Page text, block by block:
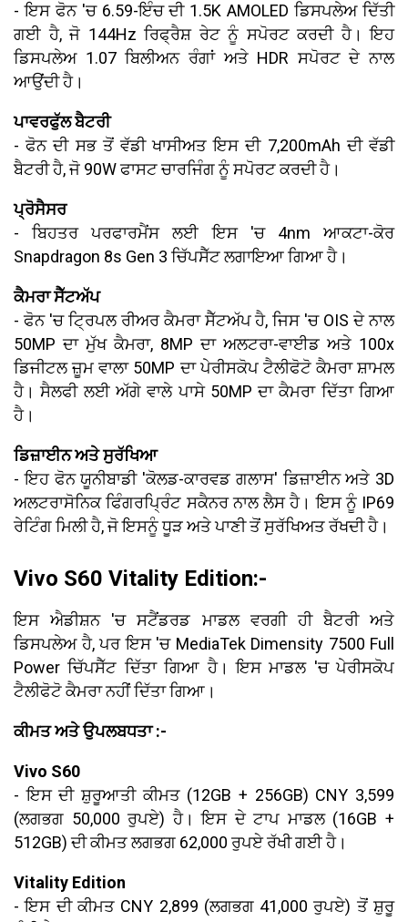
- ਇਸ ਫੋਨ 'ਚ 6.59-ਇੰਚ ਦੀ 1.5K AMOLED ਡਿਸਪਲੇਅ ਦਿੱਤੀ
ਗਈ ਹੈ, ਜੋ 144Hz ਰਿਫ੍ਰੈਸ਼ ਰੇਟ ਨੂੰ ਸਪੋਰਟ ਕਰਦੀ ਹੈ। ਇਹ
ਡਿਸਪਲੇਅ 1.07 ਬਿਲੀਅਨ ਰੰਗਾਂ ਅਤੇ HDR ਸਪੋਰਟ ਦੇ ਨਾਲ
ਆਉਂਦੀ ਹੈ।
ਪਾਵਰਫੁੱਲ ਬੈਟਰੀ
- ਫੋਨ ਦੀ ਸਭ ਤੋਂ ਵੱਡੀ ਖਾਸੀਅਤ ਇਸ ਦੀ 7,200mAh ਦੀ ਵੱਡੀ
ਬੈਟਰੀ ਹੈ, ਜੋ 90W ਫਾਸਟ ਚਾਰਜਿੰਗ ਨੂੰ ਸਪੋਰਟ ਕਰਦੀ ਹੈ।
ਪ੍ਰੋਸੈਸਰ
- ਬਿਹਤਰ ਪਰਫਾਰਮੈਂਸ ਲਈ ਇਸ 'ਚ 4nm ਆਕਟਾ-ਕੋਰ
Snapdragon 8s Gen 3 ਚਿੱਪਸੈੱਟ ਲਗਾਇਆ ਗਿਆ ਹੈ।
ਕੈਮਰਾ ਸੈੱਟਅੱਪ
- ਫੋਨ 'ਚ ਟ੍ਰਿਪਲ ਰੀਅਰ ਕੈਮਰਾ ਸੈੱਟਅੱਪ ਹੈ, ਜਿਸ 'ਚ OIS ਦੇ ਨਾਲ
50MP ਦਾ ਮੁੱਖ ਕੈਮਰਾ, 8MP ਦਾ ਅਲਟਰਾ-ਵਾਈਡ ਅਤੇ 100x
ਡਿਜੀਟਲ ਜ਼ੂਮ ਵਾਲਾ 50MP ਦਾ ਪੇਰੀਸਕੋਪ ਟੈਲੀਫੋਟੋ ਕੈਮਰਾ ਸ਼ਾਮਲ
ਹੈ। ਸੈਲਫੀ ਲਈ ਅੱਗੇ ਵਾਲੇ ਪਾਸੇ 50MP ਦਾ ਕੈਮਰਾ ਦਿੱਤਾ ਗਿਆ
ਹੈ।
ਡਿਜ਼ਾਈਨ ਅਤੇ ਸੁਰੱਖਿਆ
- ਇਹ ਫੋਨ ਯੂਨੀਬਾਡੀ 'ਕੋਲਡ-ਕਾਰਵਡ ਗਲਾਸ' ਡਿਜ਼ਾਈਨ ਅਤੇ 3D
ਅਲਟਰਾਸੋਨਿਕ ਫਿੰਗਰਪ੍ਰਿੰਟ ਸਕੈਨਰ ਨਾਲ ਲੈਸ ਹੈ। ਇਸ ਨੂੰ IP69
ਰੇਟਿੰਗ ਮਿਲੀ ਹੈ, ਜੋ ਇਸਨੂੰ ਧੂੜ ਅਤੇ ਪਾਣੀ ਤੋਂ ਸੁਰੱਖਿਅਤ ਰੱਖਦੀ ਹੈ।
Vivo S60 Vitality Edition:-
ਇਸ ਐਡੀਸ਼ਨ 'ਚ ਸਟੈਂਡਰਡ ਮਾਡਲ ਵਰਗੀ ਹੀ ਬੈਟਰੀ ਅਤੇ
ਡਿਸਪਲੇਅ ਹੈ, ਪਰ ਇਸ 'ਚ MediaTek Dimensity 7500 Full
Power ਚਿੱਪਸੈੱਟ ਦਿੱਤਾ ਗਿਆ ਹੈ। ਇਸ ਮਾਡਲ 'ਚ ਪੇਰੀਸਕੋਪ
ਟੈਲੀਫੋਟੋ ਕੈਮਰਾ ਨਹੀਂ ਦਿੱਤਾ ਗਿਆ।
ਕੀਮਤ ਅਤੇ ਉਪਲਬਧਤਾ :-
Vivo S60
- ਇਸ ਦੀ ਸ਼ੁਰੂਆਤੀ ਕੀਮਤ (12GB + 256GB) CNY 3,599
(ਲਗਭਗ 50,000 ਰੁਪਏ) ਹੈ। ਇਸ ਦੇ ਟਾਪ ਮਾਡਲ (16GB +
512GB) ਦੀ ਕੀਮਤ ਲਗਭਗ 62,000 ਰੁਪਏ ਰੱਖੀ ਗਈ ਹੈ।
Vitality Edition
- ਇਸ ਦੀ ਕੀਮਤ CNY 2,899 (ਲਗਭਗ 41,000 ਰੁਪਏ) ਤੋਂ ਸ਼ੁਰੂ